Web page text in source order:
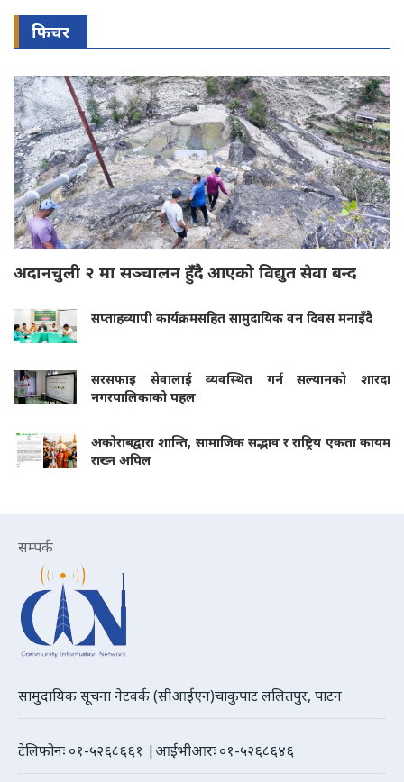
फिचर
अदानचुली २ मा सञ्चालन हुँदै आएको विद्युत सेवा बन्द
सप्ताहव्यापी कार्यक्रमसहित सामुदायिक वन दिवस मनाइँदै
सरसफाइ सेवालाई व्यवस्थित गर्न सल्यानको शारदा
नगरपालिकाको पहल
अकोराबद्वारा शान्ति, सामाजिक सद्भाव र राष्ट्रिय एकता कायम
राख्न अपिल
सम्पर्क
सामुदायिक सूचना नेटवर्क (सीआईएन)चाकुपाट ललितपुर, पाटन
टेलिफोनः ०१-५२६८६६१ |आईभीआरः ०१-५२६८६४६